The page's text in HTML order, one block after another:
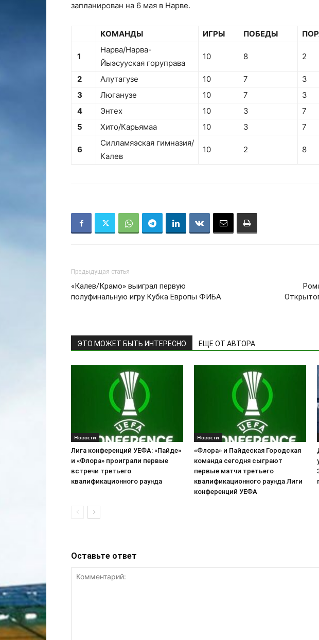
запланирован на 6 мая в Нарве.
КОМАНДЫ ИГРЫ ПОБЕДЫ
1
Нарва/Нарва-
Йыэсууская горуправа
10 8 2
2 Алутагузе 10 7 3
3
Люганузе 10 7 3
4
Энтех 10 3 7
5
Хито/Карьямаа 10 3 7
6
Силламяэская гимназия/
Калев
10 2 8
Предыдущая статья
«Калев/Крамо» выиграл первую
полуфинальную игру Кубка Европы ФИБА
ЭТО МОЖЕТ БЫТЬ ИНТЕРЕСНО ЕЩЕ ОТ АВТОРА
Новости
Лига конференций УЕФА: «Пайде»
и «Флора» проиграли первые
встречи третьего
квалификационного раунда
Новости
«Флора» и Пайдеская Городская
команда сегодня сыграют
первые матчи третьего
квалификационного раунда Лиги
конференций УЕФА
Оставьте ответ